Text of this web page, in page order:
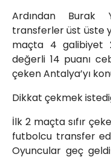
Ardından Burak
transferler üst üste
maçta 4 galibiyet
değerli 14 puanı
çeken Antalya’yı
Dikkat çekmek
İlk 2 maçta sıfır
futbolcu transfer
Oyuncular geç